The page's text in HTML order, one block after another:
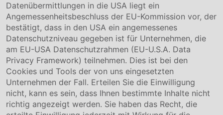
Über uns
Compliance
Hinweisgebersystem
Karriere
Service & Kontakt
Kontakt
Downloads
Garantiebedingungen
Datenübermittlungen in die USA liegt ein
Angemessenheitsbeschluss der EU-Kommission vor, der
bestätigt, dass in den USA ein angemessenes
Datenschutzniveau gegeben ist für Unternehmen, die
am EU-USA Datenschutzrahmen (EU-U.S.A. Data
Privacy Framework) teilnehmen. Dies ist bei den
Cookies und Tools der von uns eingesetzten
Unternehmen der Fall. Erteilen Sie die Einwilligung
nicht, kann es sein, dass Ihnen bestimmte Inhalte nicht
richtig angezeigt werden. Sie haben das Recht, die